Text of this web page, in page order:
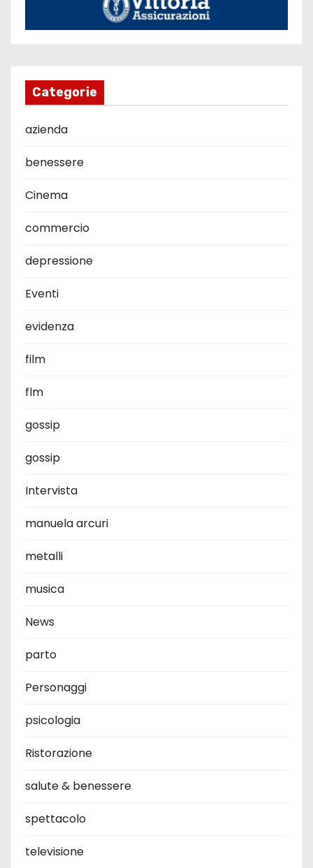
Categorie
azienda
benessere
Cinema
commercio
depressione
Eventi
evidenza
film
flm
gossip
gossip
Intervista
manuela arcuri
metalli
musica
News
parto
Personaggi
psicologia
Ristorazione
salute & benessere
spettacolo
televisione